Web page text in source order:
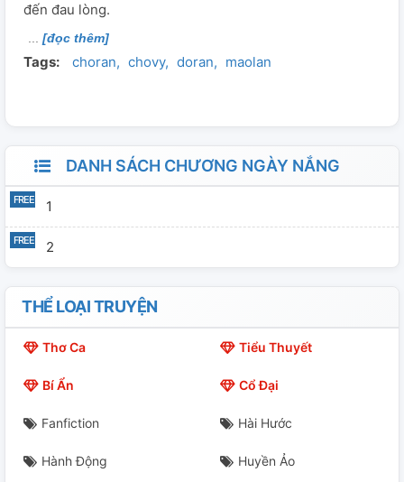
đến đau lòng.
[đọc thêm]
Tags: choran chovy doran maolan
DANH SÁCH CHƯƠNG NGÀY NẮNG
1
2
THỂ LOẠI TRUYỆN
Thơ Ca Tiểu Thuyết
Bí Ẩn Cổ Đại
Fanfiction Hài Hước
Hành Động Huyền Ảo